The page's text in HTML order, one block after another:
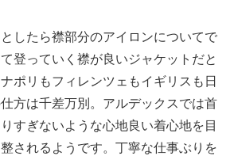
したら襟部分のアイロンについてで
登っていく襟が良いジャケットだと
ポリもフィレンツェもイギリスも日
方は千差万別。アルデックスでは首
すぎないような心地良い着心地を目
されるようです。丁寧な仕事ぶりを